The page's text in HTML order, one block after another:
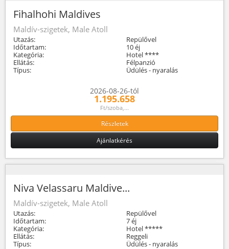
Fihalhohi Maldives
Maldív-szigetek, Male Atoll
Utazás:
Repülővel
Időtartam:
10 éj
Kategória:
Hotel ****
Ellátás:
Félpanzió
Típus:
Üdülés - nyaralás
2026-08-26-tól
1.195.658
Ft/szoba,...
Részletek
Ajánlatkérés
Niva Velassaru Maldive...
Maldív-szigetek, Male Atoll
Utazás:
Repülővel
Időtartam:
7 éj
Kategória:
Hotel *****
Ellátás:
Reggeli
Típus:
Üdülés - nyaralás